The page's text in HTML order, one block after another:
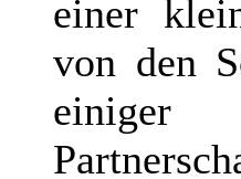
einer
von den
einiger